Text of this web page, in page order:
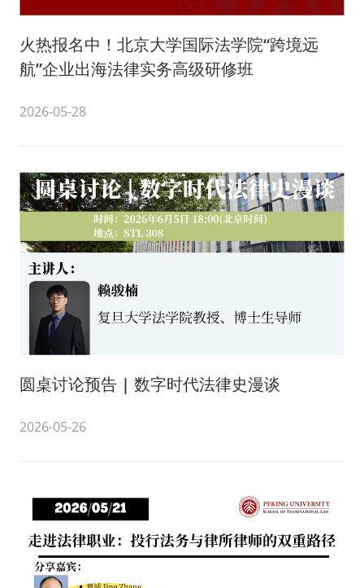
火热报名中！北京大学国际法学院“跨境远
航”企业出海法律实务高级研修班
2026-05-28
圆桌讨论预告 | 数字时代法律史漫谈
2026-05-26